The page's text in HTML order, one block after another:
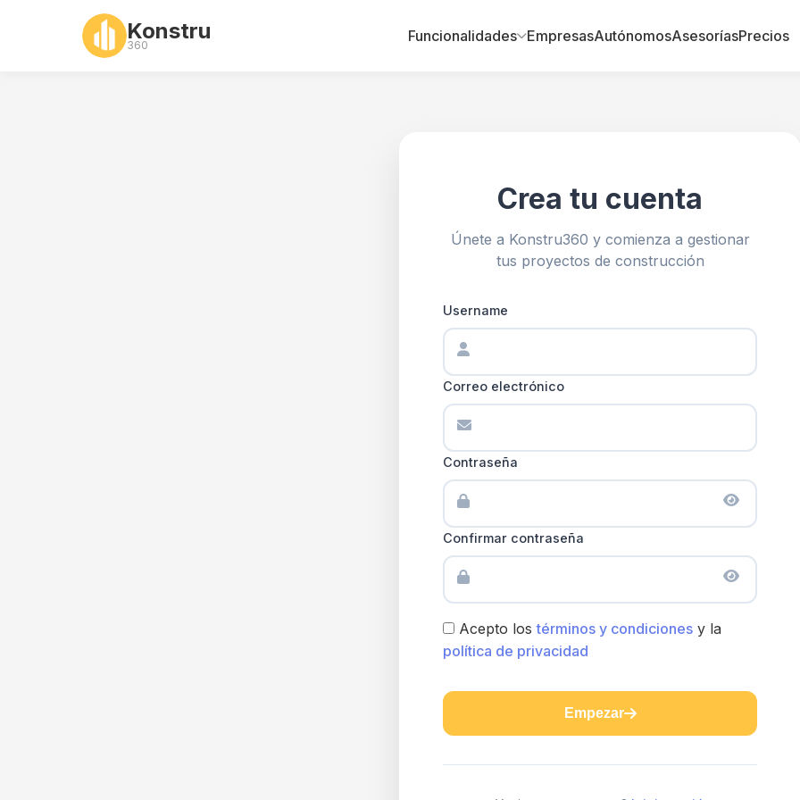
Konstru
360
Funcionalidades EmpresasAutónomosAsesoríasPrecios
Crea tu cuenta
Únete a Konstru360 y comienza a gestionar
tus proyectos de construcción
Username
Correo electrónico
Contraseña
Confirmar contraseña
Acepto lostérminos y condiciones y la
política de privacidad
Empezar